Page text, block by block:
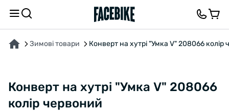
Зимові товари Конверт на хутрі "Умка V" 208066 колір
Конверт на хутрі "Умка V" 208066
колір червоний
ПРО ТОВАР ХАРАКТЕРИСТИКИВІДГУКИ ТА ЗАПИТАННЯ